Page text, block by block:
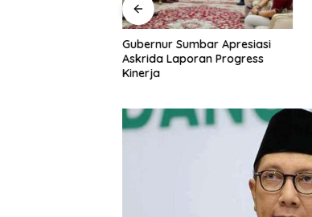
Gubernur Sumbar Apresiasi
Askrida Laporan Progress
Kinerja